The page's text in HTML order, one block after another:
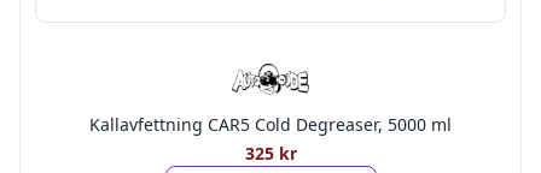
Kallavfettning CAR5 Cold Degreaser, 5000 ml
325 kr